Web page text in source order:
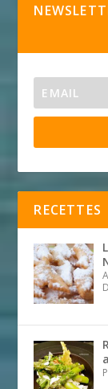
RECETTES